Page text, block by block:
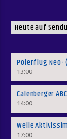
Heute auf
Polenflug Neo-
13:00
Calenberger ABC
14:00
Welle
17:00